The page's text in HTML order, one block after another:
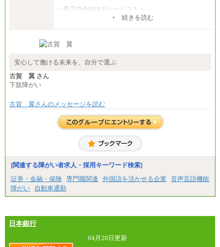
＜商工中金MIRAIハーベスト＞
+ 続きを読む
安心して働ける未来を、自分で選ぶ
古賀 翼 さん
下肢障がい
古賀 翼さんのメッセージを読む
[関連する障がい者求人・採用キーワード検索]
証券・金融・保険 専門職関連 外国語を活かせる企業
音声言語機能
障がい
自動車通勤
日本銀行
04月28日更新